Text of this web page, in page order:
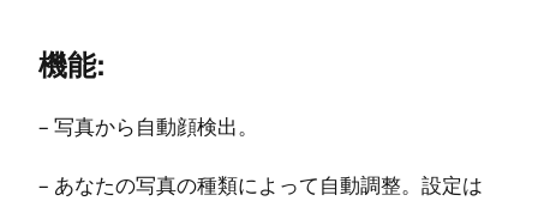
機能:
– 写真から自動顔検出。
– あなたの写真の種類によって自動調整。設定は